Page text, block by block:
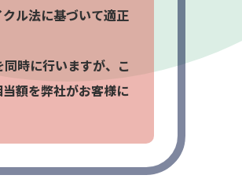
ル法に基づいて適正
時に行いますが、こ
額を弊社がお客様に